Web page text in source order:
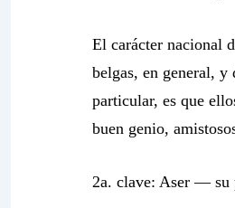
El carácter nacional
belgas, en general, y
particular, es que
buen genio,
2a. clave: Aser — su